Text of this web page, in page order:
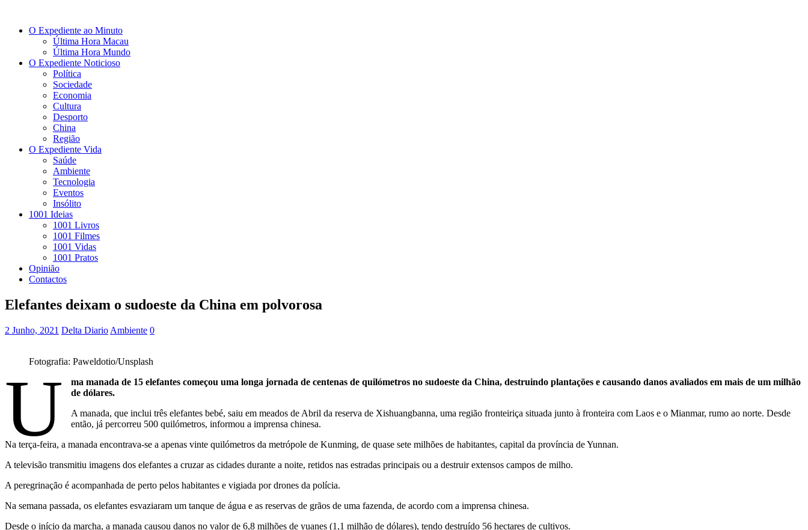
O Expediente ao Minuto
Última Hora Macau
Última Hora Mundo
O Expediente Noticioso
Política
Sociedade
Economia
Cultura
Desporto
China
Região
O Expediente Vida
Saúde
Ambiente
Tecnologia
Eventos
Insólito
1001 Ideias
1001 Livros
1001 Filmes
1001 Vidas
1001 Pratos
Opinião
Contactos
Elefantes deixam o sudoeste da China em polvorosa
2 Junho, 2021 Delta Diario Ambiente 0
Fotografia: Paweldotio/Unsplash
U
ma manada de 15 elefantes começou uma longa jornada de centenas de quilómetros no sudoeste da China, destruindo plantações e causando danos avaliados em mais de um milhão
de dólares.
A manada, que inclui três elefantes bebé, saiu em meados de Abril da reserva de Xishuangbanna, uma região fronteiriça situada junto à fronteira com Laos e o Mianmar, rumo ao norte. Desde
então, já percorreu 500 quilómetros, informou a imprensa chinesa.
Na terça-feira, a manada encontrava-se a apenas vinte quilómetros da metrópole de Kunming, de quase sete milhões de habitantes, capital da província de Yunnan.
A televisão transmitiu imagens dos elefantes a cruzar as cidades durante a noite, retidos nas estradas principais ou a destruir extensos campos de milho.
A peregrinação é acompanhada de perto pelos habitantes e vigiada por drones da polícia.
Na semana passada, os elefantes esvaziaram um tanque de água e as reservas de grãos de uma fazenda, de acordo com a imprensa chinesa.
Desde o início da marcha, a manada causou danos no valor de 6,8 milhões de yuanes (1,1 milhão de dólares), tendo destruído 56 hectares de cultivos.